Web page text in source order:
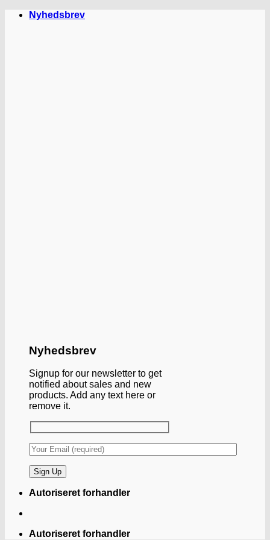
FortsætNyhedsbrev
Nyhedsbrev
Signup for our newsletter to get
notified about sales and new
products. Add any text here or
remove it.
Autoriseret forhandler
Autoriseret forhandler